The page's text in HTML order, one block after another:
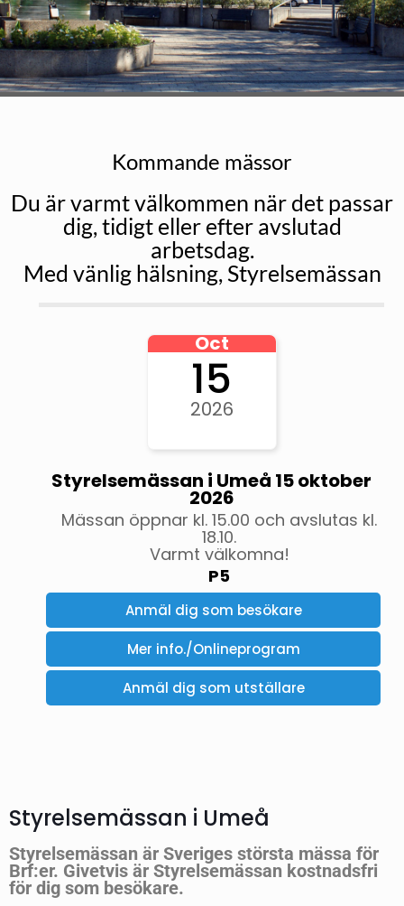
Kommande mässor
Du är varmt välkommen när det passar
dig, tidigt eller efter avslutad
arbetsdag.
Med vänlig hälsning, Styrelsemässan
Oct
15
2026
Styrelsemässan i Umeå 15 oktober
2026
Mässan öppnar kl. 15.00 och avslutas kl.
18.10.
Varmt välkomna!
P5
Anmäl dig som besökare
Mer info./Onlineprogram
Anmäl dig som utställare
Styrelsemässan i Umeå
Styrelsemässan är Sveriges största mässa för
Brf:er. Givetvis är Styrelsemässan kostnadsfri
för dig som besökare.